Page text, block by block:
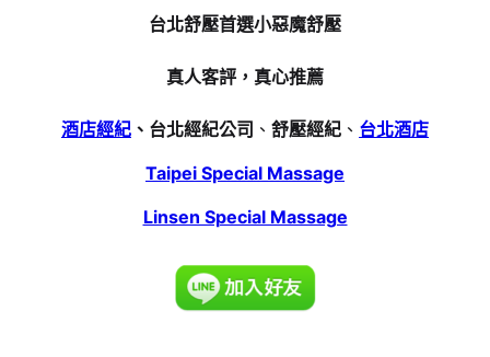
台北舒壓首選小惡魔舒壓
真人客評，真心推薦
酒店經紀 、台北經紀公司 、 舒壓經紀 、 台北酒店
Taipei Special Massage
Linsen Special Massage